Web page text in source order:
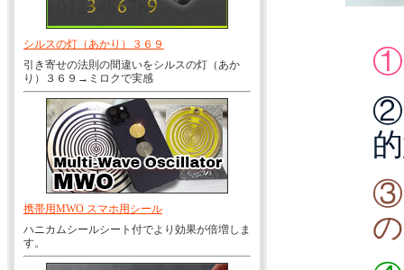
シルスの灯（あかり）３６９
引き寄せの法則の間違いをシルスの灯（あか
り）３６９→ミロクで実感
携帯用MWO スマホ用シール
ハニカムシールシート付でより効果が倍増しま
す。
①
②
③